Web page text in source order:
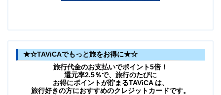
★☆TAViCAでもっと旅をお得に★☆
旅行代金のお支払いでポイント5倍！
還元率2.5％で、旅行のたびに
お得にポイントが貯まるTAViCA は、
旅行好きの方におすすめのクレジットカードです。